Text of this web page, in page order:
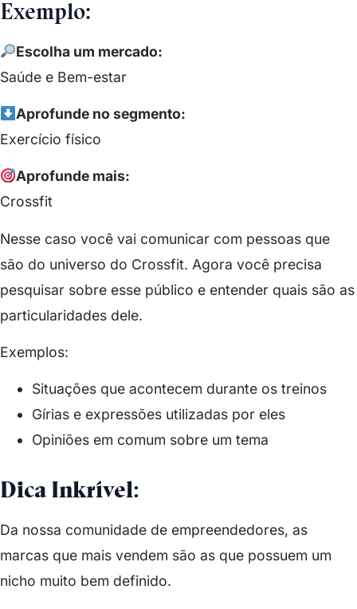
Exemplo:
Escolha um mercado:
Saúde e Bem-estar
Aprofunde no segmento:
Exercício físico
Aprofunde mais:
Crossfit
Nesse caso você vai comunicar com pessoas que
são do universo do Crossfit. Agora você precisa
pesquisar sobre esse público e entender quais são as
particularidades dele.
Exemplos:
Situações que acontecem durante os treinos
Gírias e expressões utilizadas por eles
Opiniões em comum sobre um tema
Dica Inkrível:
Da nossa comunidade de empreendedores, as
marcas que mais vendem são as que possuem um
nicho muito bem definido.